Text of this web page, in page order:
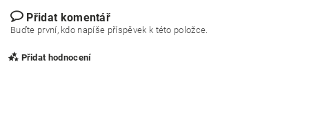
Přidat komentář
Buďte první, kdo napíše příspěvek k této položce.
Přidat hodnocení